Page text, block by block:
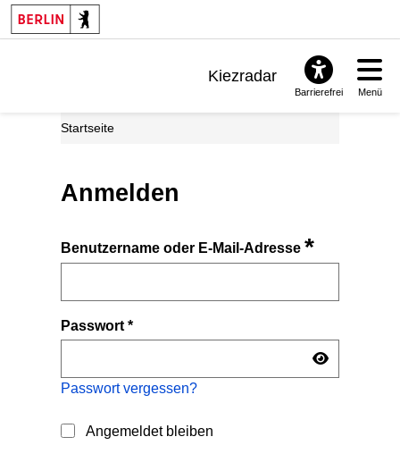
Kiezradar
Barrierefrei Menü
Startseite
Anmelden
Benutzername oder E-Mail-Adresse*
Passwort*
Passwort vergessen?
Angemeldet bleiben